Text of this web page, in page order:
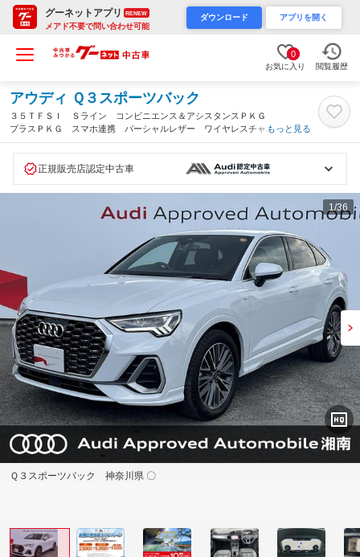
グーネットアプリ RENEW
メアド不要で問い合わせ可能
ダウンロード アプリを開く
0
お気に入り 閲覧履歴
アウディ Ｑ３スポーツバック
３５ＴＦＳＩ Ｓライン コンビニエンス＆アシスタンスＰＫＧ
プラスＰＫＧ スマホ連携 パーシャルレザー ワイヤレスチャー
ジ アンビエントライト 全周囲カメラ シートヒーター ＡＣ
もっと見る
正規販売店認定中古車
1 /36
Ｑ３スポーツバック 神奈川県 〇